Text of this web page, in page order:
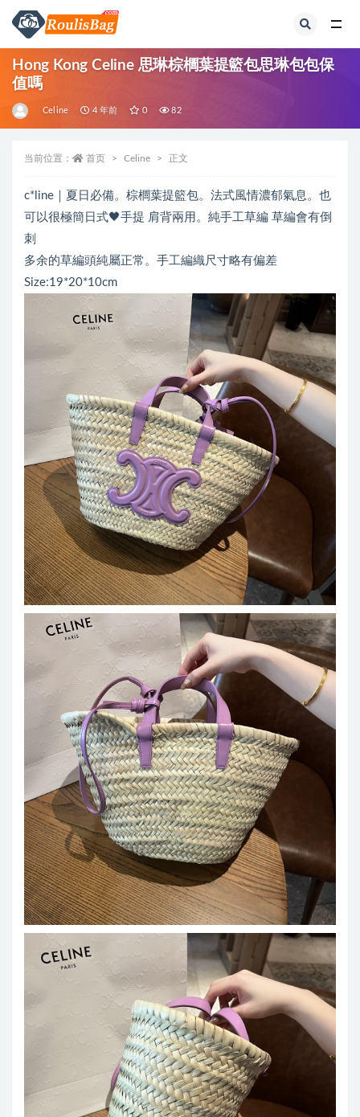
Hong Kong Celine 思琳棕櫚葉提籃包思琳包包保
值嗎
Celine 4 年前 0 82
当前位置： 首页 Celine 正文
c*line｜夏日必備。棕櫚葉提籃包。法式風情濃郁氣息。也
可以很極簡日式🖤手提 肩背兩用。純手工草編 草編會有倒
刺
多余的草編頭純屬正常。手工編織尺寸略有偏差
Size:19*20*10cm